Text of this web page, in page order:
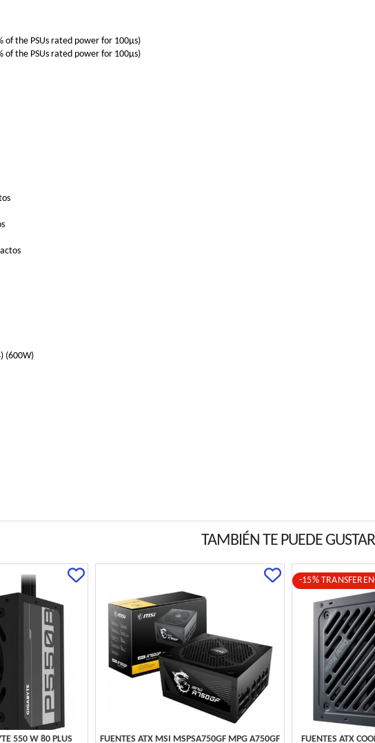
of the PSUs rated power for 100µs)
of the PSUs rated power for 100µs)
(600W)
TAMBIÉN TE PUEDE GUSTAR
550 W 80 PLUS FUENTES ATX MSI MSPSA750GF MPG A750GF
-15%
FUENTES ATX